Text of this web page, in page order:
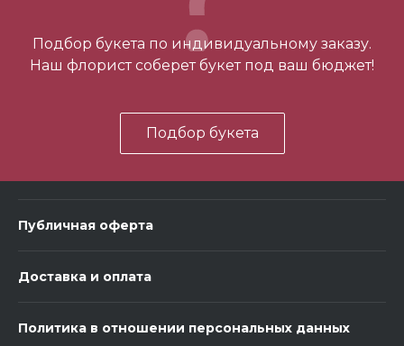
Подбор букета по индивидуальному заказу.
Наш флорист соберет букет под ваш бюджет!
Подбор букета
Публичная оферта
Доставка и оплата
Политика в отношении персональных данных